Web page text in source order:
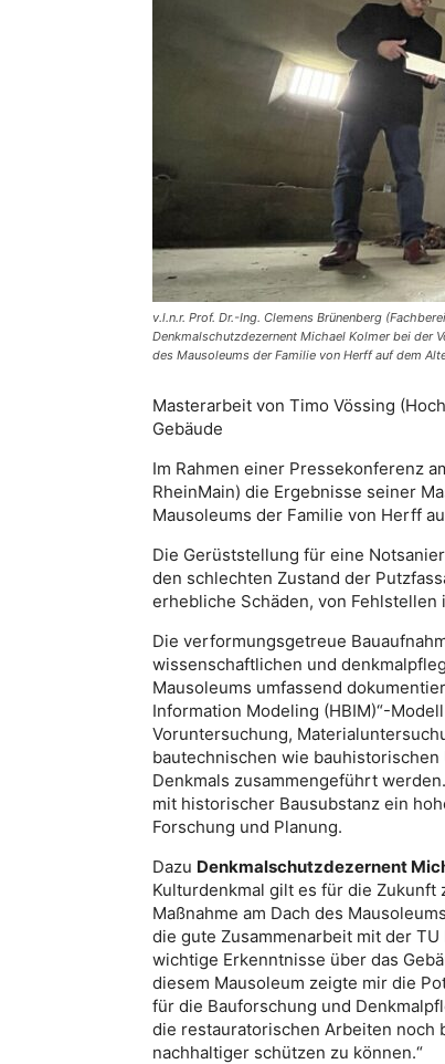
v.l.n.r. Prof. Dr.-Ing. Clemens Brünenberg
Denkmalschutzdezernent Michael Kolmer bei der
des Mausoleums der Familie von Herff auf dem
Masterarbeit von Timo Vössing
Gebäude
Im Rahmen einer Pressekonferenz
RheinMain) die Ergebnisse seiner
Mausoleums der Familie von Herff
Die Gerüststellung für eine
den schlechten Zustand der
erhebliche Schäden, von
Die verformungsgetreue
wissenschaftlichen und
Mausoleums umfassend
Information Modeling (HBIM)“-
Voruntersuchung,
bautechnischen wie
Denkmals zusammengeführt
mit historischer Bausubstanz ein
Forschung und Planung.
Dazu Denkmalschutzdezernent
Kulturdenkmal gilt es für die
Maßnahme am Dach des
die gute Zusammenarbeit mit der
wichtige Erkenntnisse über das
diesem Mausoleum zeigte mir die
für die Bauforschung und
die restauratorischen Arbeiten noch
nachhaltiger schützen zu können.“